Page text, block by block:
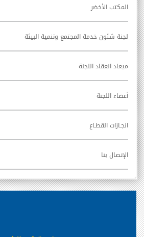
المكتب الأخضر
لجنة شئون خدمة المجتمع وتنمية البيئة
ميعاد انعقاد اللجنة
أعضاء اللجنة
انجـازات القطـاع
الإتصال بنا